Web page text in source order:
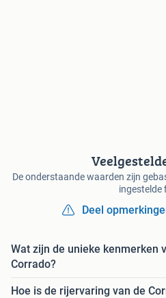
De onderstaande waarden zijn
ingestelde
Deel
Wat zijn de unieke kenmerken
Corrado?
Hoe is de rijervaring van de